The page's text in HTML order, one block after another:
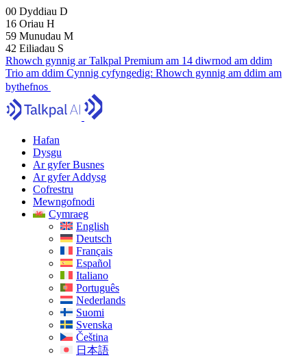
00 Dyddiau D
16 Oriau H
59 Munudau M
41 Eiliadau S
Rhowch gynnig ar Talkpal Premium am 14 diwrnod am ddim
Trio am ddim Cynnig cyfyngedig: Rhowch gynnig am ddim am
bythefnos
Hafan
Dysgu
Ar gyfer Busnes
Ar gyfer Addysg
Cofrestru
Mewngofnodi
Cymraeg
English
Deutsch
Français
Español
Italiano
Português
Nederlands
Suomi
Svenska
Čeština
日本語